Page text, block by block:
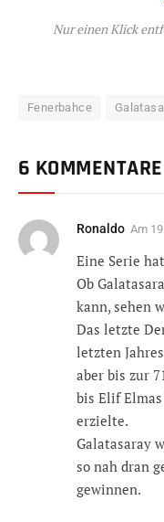
Nur einen Klick
Fenerbahce
6 KOMMENTARE
Ronaldo Am
Eine Serie
Ob
kann, sehen
Das letzte
letzten
aber bis zur
bis Elif
erzielte.
Galatasaray
so nah dran
gewinnen.